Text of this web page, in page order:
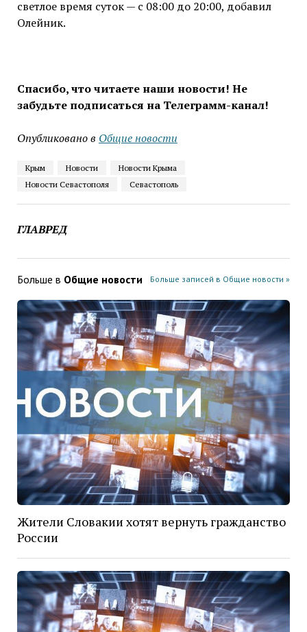
светлое время суток — с 08:00 до 20:00, добавил
Олейник.
Спасибо, что читаете наши новости! Не
забудьте подписаться на Телеграмм-канал!
Опубликовано в Общие новости
Крым Новости
Новости Крыма
Новости Севастополя
Севастополь
ГЛАВРЕД
Больше в Общие новости Больше записей в Общие новости »
Жители Словакии хотят вернуть гражданство
России